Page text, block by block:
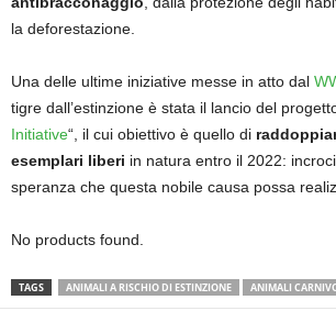
la deforestazione.
Una delle ultime iniziative messe in atto dal
tigre dall’estinzione è stata il lancio del
Initiative“, il cui obiettivo è quello di
esemplari liberi in natura entro il 2022:
speranza che questa nobile causa possa
No products found.
TAGS ANIMALI A RISCHIO DI ESTINZIONE ANIMALI